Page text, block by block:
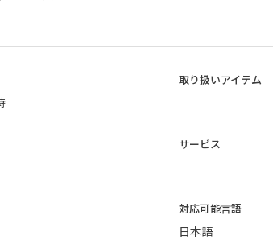
取り扱いアイテム
サービス
​対応可能言語
日本語